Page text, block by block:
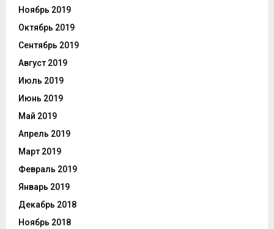
Ноябрь 2019
Октябрь 2019
Сентябрь 2019
Август 2019
Июль 2019
Июнь 2019
Май 2019
Апрель 2019
Март 2019
Февраль 2019
Январь 2019
Декабрь 2018
Ноябрь 2018